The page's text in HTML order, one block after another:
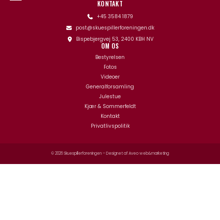
KONTAKT
+45 3584 1879
post@skuespillerforeningen.dk
Bispebjergvej 53, 2400 KBH NV
OM OS
Bestyrelsen
Fotos
Videoer
Generalforsamling
Julestue
Kjær & Sommerfeldt
Kontakt
Privatlivspolitik
© 2026 Skuespillerforeningen – Designet afAveo web&marketing